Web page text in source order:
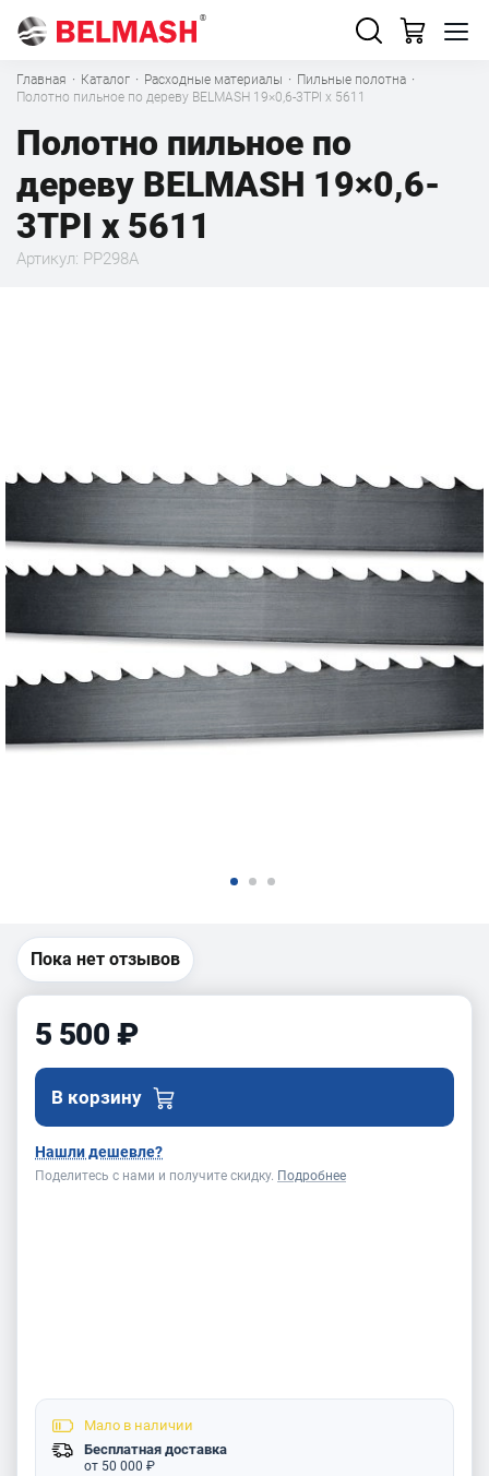
Главная · Каталог · Расходные материалы · Пильные полотна ·
Полотно пильное по дереву BELMASH 19×0,6-3TPI x 5611
Полотно пильное по
дереву BELMASH 19×0,6-
3TPI x 5611
Артикул: PP298A
Пока нет отзывов
5 500 ₽
В корзину
Нашли дешевле?
Поделитесь с нами и получите скидку. Подробнее
Мало в наличии
Бесплатная доставка
от 50 000 ₽